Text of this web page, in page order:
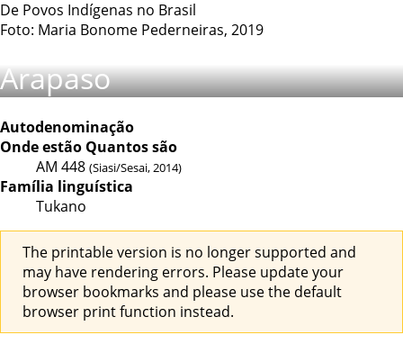
De Povos Indígenas no Brasil
Foto: Maria Bonome Pederneiras, 2019
Arapaso
Autodenominação
Onde estão Quantos são
AM 448 (Siasi/Sesai, 2014)
Família linguística
Tukano
The printable version is no longer supported and
may have rendering errors. Please update your
browser bookmarks and please use the default
browser print function instead.